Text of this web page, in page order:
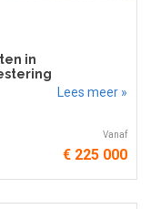
in
Lees meer »
Vanaf
€ 225 000